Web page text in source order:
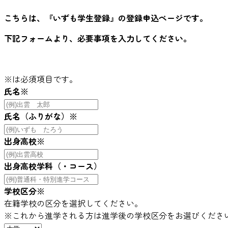
こちらは、『いずも学生登録』の登録申込ページです。
下記フォームより、必要事項を入力してください。
※は必須項目です。
氏名※
氏名（ふりがな） ※
出身高校※
出身高校学科（・コース）
学校区分※
在籍学校の区分を選択してください。
※これから進学される方は進学後の学校区分をお選びくださ